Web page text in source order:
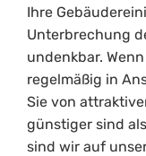
Ihre
Unterbrechung
undenkbar.
regelmäßig in
Sie von
günstiger sind
sind wir auf